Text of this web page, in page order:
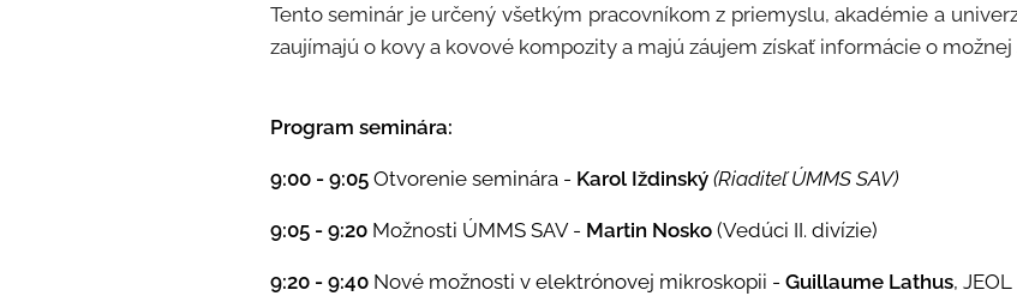
Tento seminár je určený všetkým pracovníkom z priemyslu, akadémie a
zaujímajú o kovy a kovové kompozity a majú záujem získať informácie o možnej
Program seminára:
9:00 - 9:05Otvorenie seminára - Karol Iždinský (Riaditeľ ÚMMS SAV)
9:05 - 9:20Možnosti ÚMMS SAV - Martin Nosko(Vedúci II. divízie)
9:20 - 9:40 Nové možnosti v elektrónovej mikroskopii - Guillaume Lathus, JEOL